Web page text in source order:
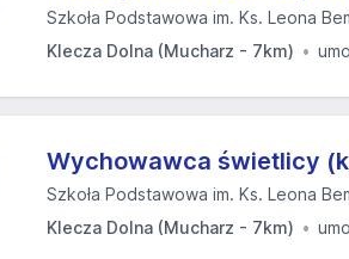
Szkoła Podstawowa im. Ks. Leona
Klecza Dolna (Mucharz - 7km)
Wychowawca świetlicy
Szkoła Podstawowa im. Ks. Leona
Klecza Dolna (Mucharz - 7km)